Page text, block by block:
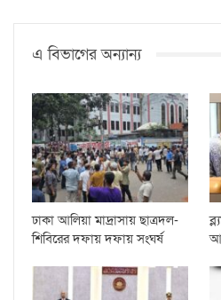
এ বিভাগের অন্যান্য
ঢাকা আলিয়া মাদ্রাসায় ছাত্রদল-
শিবিরের দফায় দফায় সংঘর্ষ